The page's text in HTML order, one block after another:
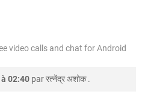
video calls and chat for Android
à 02:40 parरत्नेंद्र अशोक.